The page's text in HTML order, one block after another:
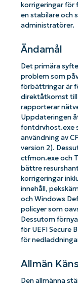
korrigeringar för
en stabilare och
administratörer.
Ändamål
Det primära
problem som
förbättringar är
direktåtkomst till
rapporterar
Uppdateringen
fontdrvhost.exe
användning av
version 2).
ctfmon.exe och
bättre
korrigeringar
innehåll,
och Windows
policyer som
Dessutom
för UEFI Secure
för
Allmän
Den allmänna